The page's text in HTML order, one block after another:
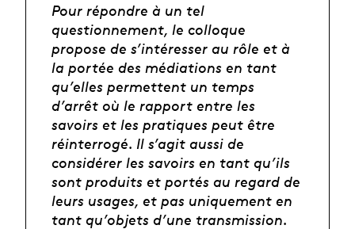
Pour répondre à un tel
questionnement, le colloque
propose de s’intéresser au rôle et à
la portée des médiations en tant
qu’elles permettent un temps
d’arrêt où le rapport entre les
savoirs et les pratiques peut être
réinterrogé. Il s’agit aussi de
considérer les savoirs en tant qu’ils
sont produits et portés au regard de
leurs usages, et pas uniquement en
tant qu’objets d’une transmission.